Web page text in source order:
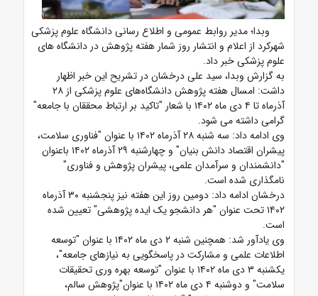
وبدا؛ مدیر روابط عمومی و اطلاع رسانی دانشگاه علوم پزشکی
شهرکرد از اعلام و انتشار روز شمار هفته پژوهش در دانشگاه‌ های
علوم پزشکیخبر داد.
به گزارش وبدا، سید علی درخشان در تشریح این خبر اظهار
داشت: امسال هفته پژوهش دانشگاه‌های علوم پزشکی از ۲۸
آذرماه تا ۴ دی ماه ۱۴۰۲ با شعار "تاکید بر ارتباط محققان با جامعه"
گرامی داشته می شود.
وی ادامه داد: سه شنبه ۲۸ آذرماه ۱۴۰۲ با عنوان "فناوری سلامت،
پیشران اقتصاد دانش بنیان" و چهارشنبه ۲۹ آذرماه ۱۴۰۲ باعنوان
"دانشمندان و سرآمدان علمی، پیشران پژوهش و فناوری"
نامگذاری شده است.
درخشان ادامه داد: دومین روز این هفته نیز پنجشنبه ۳۰ آذرماه
۱۴۰۲ تحت عنوان "هر دانشجو یک ایده پژوهشی" تعیین شده
است.
وی یادآور شد: همچنین شنبه ۲ دی ماه ۱۴۰۲ با عنوان "توسعه
اطلاعات علمی و مشارکت در پاسخگویی به نیازهای جامعه"،
یکشنبه ۳ دی ماه ۱۴۰۲ با عنوان "توسعه بهره وری تحقیقات
سلامت" و دوشنبه ۴ دی ماه ۱۴۰۲ با عنوان"پژوهش سالم،